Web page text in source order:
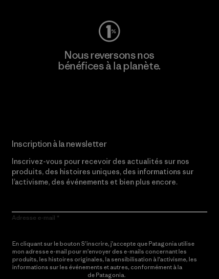
Nous reversons nos
bénéfices à la planète.
Inscription à la newsletter
Inscrivez-vous pour recevoir des actualités sur nos
produits, des histoires uniques, des informations sur
l’activisme, des événements et bien plus encore.
Adresse e-mail
En cliquant sur le bouton S’inscrire, j’accepte que Patagonia utilise
mon adresse e-mail pour m’envoyer des e-mails concernant les
produits, les histoires originales, la sensibilisation à l’activisme, les
informations sur les événements et autres, conformément à la
de Patagonia.